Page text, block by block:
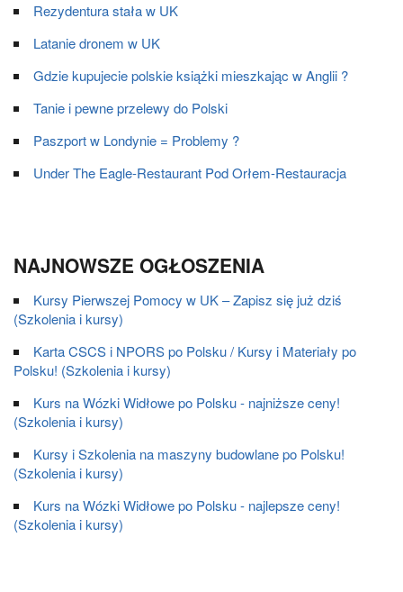
Rezydentura stała w UK
Latanie dronem w UK
Gdzie kupujecie polskie książki mieszkając w Anglii ?
Tanie i pewne przelewy do Polski
Paszport w Londynie = Problemy ?
Under The Eagle-Restaurant Pod Orłem-Restauracja
NAJNOWSZE OGŁOSZENIA
Kursy Pierwszej Pomocy w UK – Zapisz się już dziś
(Szkolenia i kursy)
Karta CSCS i NPORS po Polsku / Kursy i Materiały po
Polsku! (Szkolenia i kursy)
Kurs na Wózki Widłowe po Polsku - najniższe ceny!
(Szkolenia i kursy)
Kursy i Szkolenia na maszyny budowlane po Polsku!
(Szkolenia i kursy)
Kurs na Wózki Widłowe po Polsku - najlepsze ceny!
(Szkolenia i kursy)